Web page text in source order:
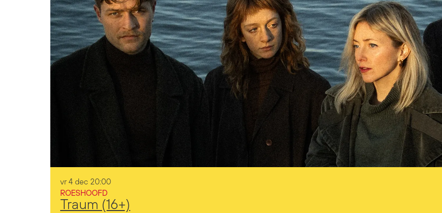
Traum (16+)
ROESHOOFD
vr 4 dec 20:00